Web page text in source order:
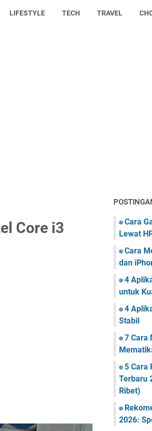
LIFESTYLE TECH TRAVEL
Core i3
Cara
Lewat
Cara
dan
4
untuk
4
Stabil
7 Cara
5 Cara
Terbaru
Ribet)
2026: